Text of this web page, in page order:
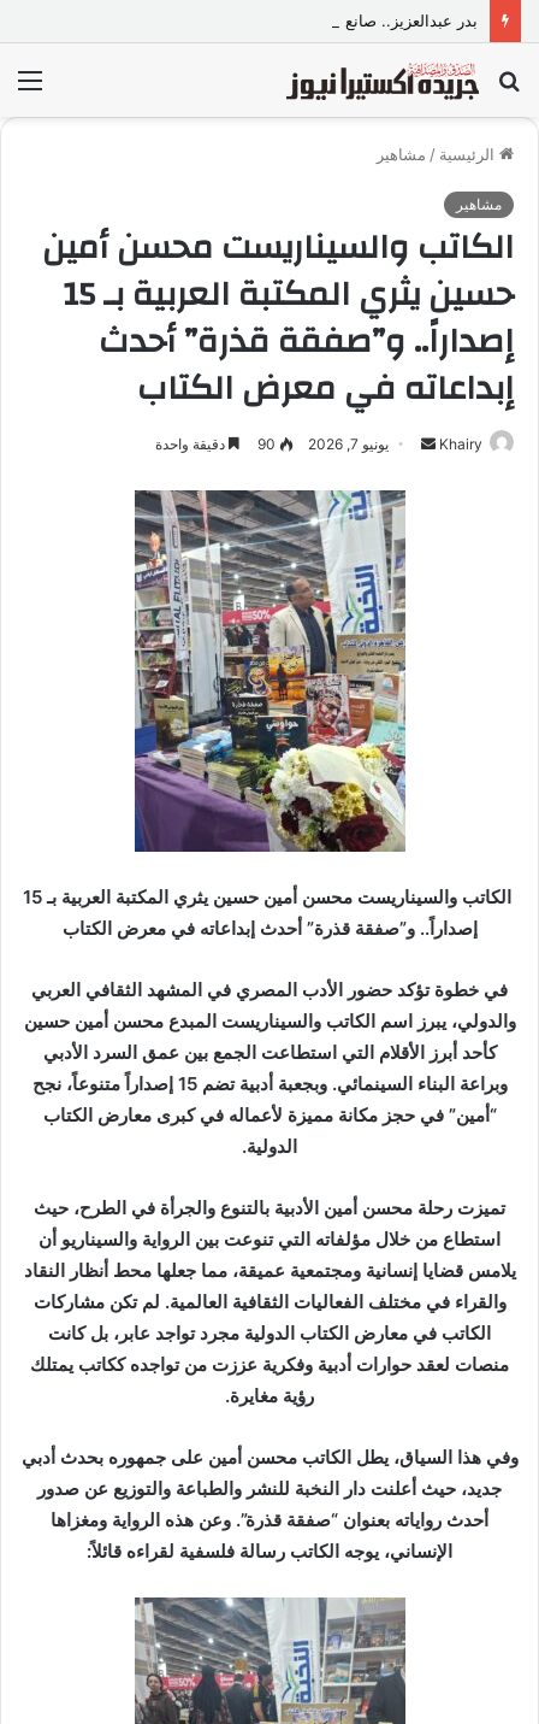
بحث
عن
الرئيسية / مشاهير
مشاهير
الكاتب والسيناريست محسن أمين
حسين يثري المكتبة العربية بـ 15
إصداراً.. و”صفقة قذرة” أحدث
إبداعاته في معرض الكتاب
Khairy
ي
يونيو 7, 2026 90 دقيقة واحدة
الكاتب والسيناريست محسن أمين حسين يثري المكتبة العربية بـ 15
إصداراً.. و”صفقة قذرة” أحدث إبداعاته في معرض الكتاب
في خطوة تؤكد حضور الأدب المصري في المشهد الثقافي العربي
والدولي، يبرز اسم الكاتب والسيناريست المبدع محسن أمين حسين
كأحد أبرز الأقلام التي استطاعت الجمع بين عمق السرد الأدبي
وبراعة البناء السينمائي. وبجعبة أدبية تضم 15 إصداراً متنوعاً، نجح
“أمين” في حجز مكانة مميزة لأعماله في كبرى معارض الكتاب
الدولية.
تميزت رحلة محسن أمين الأدبية بالتنوع والجرأة في الطرح، حيث
استطاع من خلال مؤلفاته التي تنوعت بين الرواية والسيناريو أن
يلامس قضايا إنسانية ومجتمعية عميقة، مما جعلها محط أنظار النقاد
والقراء في مختلف الفعاليات الثقافية العالمية. لم تكن مشاركات
الكاتب في معارض الكتاب الدولية مجرد تواجد عابر، بل كانت
منصات لعقد حوارات أدبية وفكرية عززت من تواجده ككاتب يمتلك
رؤية مغايرة.
وفي هذا السياق، يطل الكاتب محسن أمين على جمهوره بحدث أدبي
جديد، حيث أعلنت دار النخبة للنشر والطباعة والتوزيع عن صدور
أحدث رواياته بعنوان “صفقة قذرة”. وعن هذه الرواية ومغزاها
الإنساني، يوجه الكاتب رسالة فلسفية لقراءه قائلاً: